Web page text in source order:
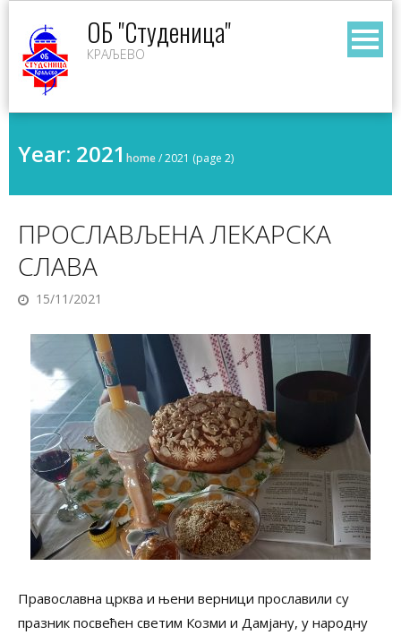
content
ОБ "Студеница"
КРАЉЕВО
Year: 2021 home/2021 (page 2)
ПРОСЛАВЉЕНА ЛЕКАРСКА
СЛАВА
15/11/2021
Православна црква и њени верници прославили су
празник посвећен светим Козми и Дамјану, у народну